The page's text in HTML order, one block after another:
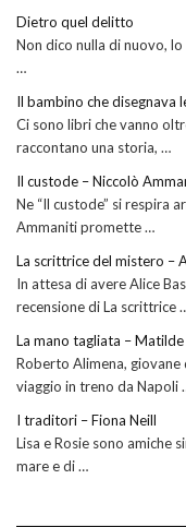
Dietro quel delitto
Non dico nulla di nuovo, lo
…
Il bambino che disegnava
Ci sono libri che vanno
raccontano una storia, …
Il custode – Niccolò
Ne “Il custode” si respira
Ammaniti promette …
La scrittrice del mistero –
In attesa di avere Alice
recensione di La scrittrice
La mano tagliata – Matilde
Roberto Alimena, giovane
viaggio in treno da Napoli
I traditori – Fiona Neill
Lisa e Rosie sono amiche
mare e di …